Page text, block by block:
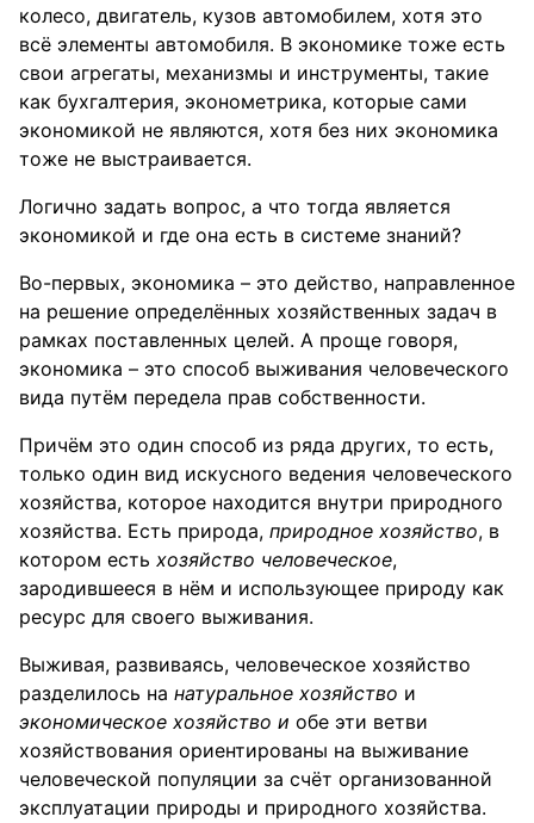
колесо, двигатель, кузов автомобилем, хотя это
всё элементы автомобиля. В экономике тоже есть
свои агрегаты, механизмы и инструменты, такие
как бухгалтерия, эконометрика, которые сами
экономикой не являются, хотя без них экономика
тоже не выстраивается.
Логично задать вопрос, а что тогда является
экономикой и где она есть в системе знаний?
Во-первых, экономика – это действо, направленное
на решение определённых хозяйственных задач в
рамках поставленных целей. А проще говоря,
экономика – это способ выживания человеческого
вида путём передела прав собственности.
Причём это один способ из ряда других, то есть,
только один вид искусного ведения человеческого
хозяйства, которое находится внутри природного
хозяйства. Есть природа, природное хозяйство, в
котором есть хозяйство человеческое,
зародившееся в нём и использующее природу как
ресурс для своего выживания.
Выживая, развиваясь, человеческое хозяйство
разделилось на натуральное хозяйство и
экономическое хозяйство и обе эти ветви
хозяйствования ориентированы на выживание
человеческой популяции за счёт организованной
эксплуатации природы и природного хозяйства.